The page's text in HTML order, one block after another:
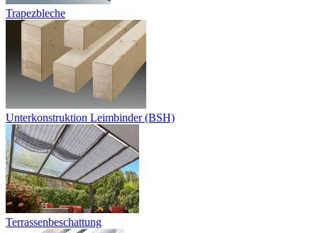
Trapezbleche
Unterkonstruktion Leimbinder (BSH)
Terrassenbeschattung